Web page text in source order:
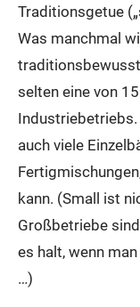
Traditionsgetue
Was manchmal
selten eine von
Industriebetriebs.
auch viele
kann. (Small ist
Großbetriebe
es halt, wenn
…)